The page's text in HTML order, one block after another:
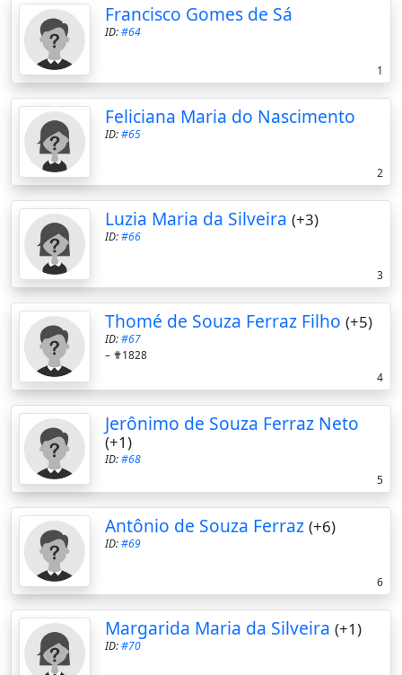
Francisco Gomes de Sá
ID:#64
1
Feliciana Maria do Nascimento
ID:#65
2
Luzia Maria da Silveira (+3)
ID:#66
3
Thomé de Souza Ferraz Filho (+5)
ID:#67
– ✟1828
4
Jerônimo de Souza Ferraz Neto
(+1)
ID:#68
5
Antônio de Souza Ferraz (+6)
ID:#69
6
Margarida Maria da Silveira (+1)
ID:#70